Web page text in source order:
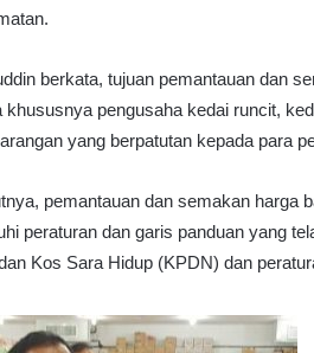
berkata, tujuan pemantauan dan
khususnya pengusaha kedai runcit,
yang berpatutan kepada para
pemantauan dan semakan harga
peraturan dan garis panduan yang
Kos Sara Hidup (KPDN) dan